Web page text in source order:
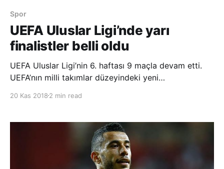
Spor
UEFA Uluslar Ligi’nde yarı
finalistler belli oldu
UEFA Uluslar Ligi’nin 6. haftası 9 maçla devam etti.
UEFA’nın milli takımlar düzeyindeki yeni
liglerinde 9 maç yapıldı. Portekiz, İsviçre ve
çıkan son takım oldu. Hollanda, A Ligi 1. Gru
20 Kas 2018 2 min read